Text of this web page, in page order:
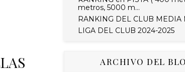
metros, 5000 m...
RANKING DEL CLUB MEDIA
LIGA DEL CLUB 2024-2025
ARCHIVO DEL